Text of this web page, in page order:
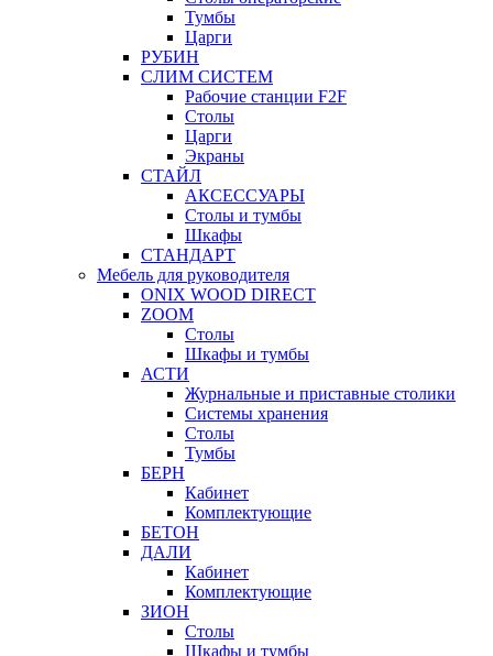
Тумбы
Царги
РУБИН
СЛИМ СИСТЕМ
Рабочие станции F2F
Столы
Царги
Экраны
СТАЙЛ
АКСЕССУАРЫ
Столы и тумбы
Шкафы
СТАНДАРТ
Мебель для руководителя
ONIX WOOD DIRECT
ZOOM
Столы
Шкафы и тумбы
АСТИ
Журнальные и приставные столики
Системы хранения
Столы
Тумбы
БЕРН
Кабинет
Комплектующие
БЕТОН
ДАЛИ
Кабинет
Комплектующие
ЗИОН
Столы
Шкафы и тумбы